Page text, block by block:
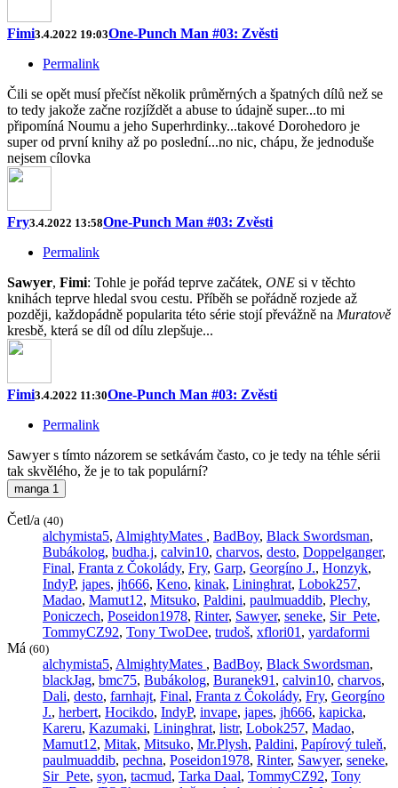
Fimi3.4.2022 19:03One-Punch Man #03: Zvěsti
Permalink
Čili se opět musí přečíst několik průměrných a špatných dílů než se
to tedy jakože začne rozjíždět a abuse to údajně super...to mi
připomíná Noumu a jeho Superhrdinky...takové Dorohedoro je
super od první knihy až po poslední...no nic, chápu, že jednoduše
nejsem cílovka
Fry3.4.2022 13:58One-Punch Man #03: Zvěsti
Permalink
Sawyer, Fimi: Tohle je pořád teprve začátek, ONE si v těchto
knihách teprve hledal svou cestu. Příběh se pořádně rozjede až
později, každopádně popularita této série stojí převážně na Muratově
kresbě, která se díl od dílu zlepšuje...
Fimi3.4.2022 11:30One-Punch Man #03: Zvěsti
Permalink
Sawyer s tímto názorem se setkávám často, co je tedy na téhle sérii
tak skvělého, že je to tak populární?
manga 1
Četl/a (40)
alchymista5, AlmightyMates , BadBoy, Black Swordsman,
Bubákolog, budha.j, calvin10, charvos, desto, Doppelganger,
Final, Franta z Čokolády, Fry, Garp, Georgíno J., Honzyk,
IndyP, japes, jh666, Keno, kinak, Lininghrat, Lobok257,
Madao, Mamut12, Mitsuko, Paldini, paulmuaddib, Plechy,
Poniczech, Poseidon1978, Rinter, Sawyer, seneke, Sir_Pete,
TommyCZ92, Tony TwoDee, trudoš, xflori01 , yardaformi
Má (60)
alchymista5, AlmightyMates , BadBoy, Black Swordsman,
blackJag, bmc75, Bubákolog, Buranek91 , calvin10, charvos,
Dali, desto, farnhajt, Final, Franta z Čokolády, Fry, Georgíno
J., herbert, Hocikdo, IndyP, invape, japes, jh666, kapicka,
Kareru, Kazumaki, Lininghrat, listr, Lobok257, Madao,
Mamut12, Mitak, Mitsuko, Mr.Plysh, Paldini, Papírový tuleň,
paulmuaddib, pechna, Poseidon1978, Rinter, Sawyer, seneke,
Sir_Pete, syon, tacmud, Tarka Daal, TommyCZ92, Tony